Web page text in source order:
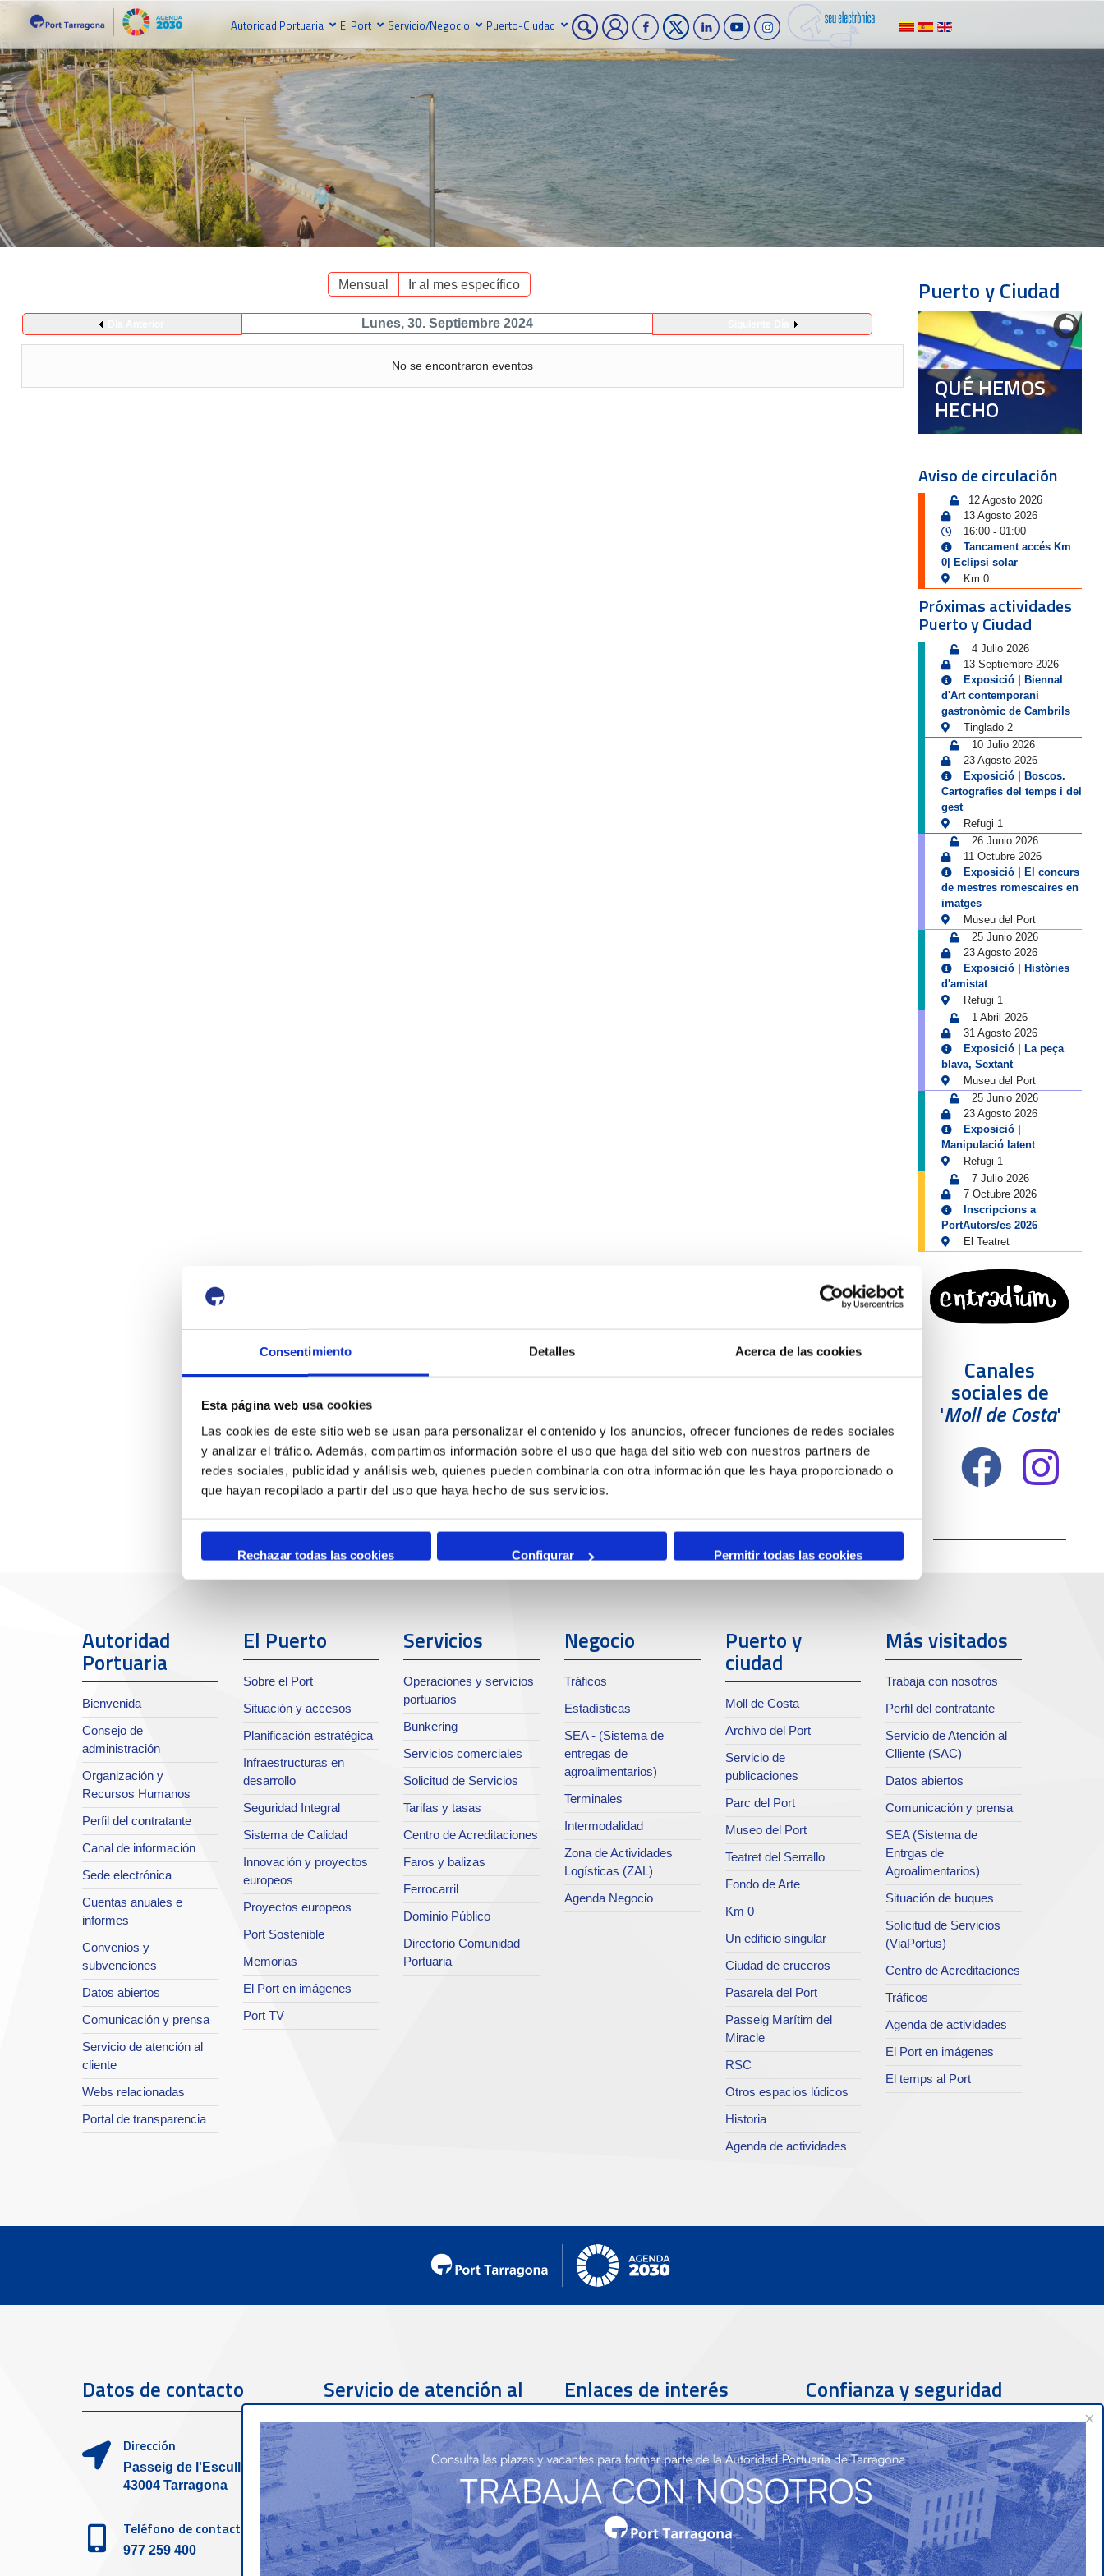
Consentimiento Detalles Acerca de las cookies
Esta página web usa cookies
Las cookies de este sitio web se usan para personalizar el contenido y los anuncios, ofrecer funciones de redes sociales
y analizar el tráfico. Además, compartimos información sobre el uso que haga del sitio web con nuestros partners de
redes sociales, publicidad y análisis web, quienes pueden combinarla con otra información que les haya proporcionado o
que hayan recopilado a partir del uso que haya hecho de sus servicios.
Rechazar todas las cookies Configurar Permitir todas las cookies
Autoridad Portuaria El Port Servicio/Negocio Puerto-Ciudad
Mensual Ir al mes específico
Lunes, 30. Septiembre 2024
No se encontraron eventos
Puerto y Ciudad
QUÉ HEMOS
HECHO
Aviso de circulación
12 Agosto 2026
13 Agosto 2026
16:00- 01:00
Tancament accés Km
0| Eclipsi solar
Km 0
Próximas actividades
Puerto y Ciudad
4 Julio 2026
13 Septiembre 2026
Exposició | Biennal
d'Art contemporani
gastronòmic de Cambrils
Tinglado 2
10 Julio 2026
23 Agosto 2026
Exposició | Boscos.
Cartografies del temps i del
gest
Refugi 1
26 Junio 2026
11 Octubre 2026
Exposició | El concurs
de mestres romescaires en
imatges
Museu del Port
25 Junio 2026
23 Agosto 2026
Exposició | Històries
d'amistat
Refugi 1
1 Abril 2026
31 Agosto 2026
Exposició | La peça
blava, Sextant
Museu del Port
25 Junio 2026
23 Agosto 2026
Exposició |
Manipulació latent
Refugi 1
7 Julio 2026
7 Octubre 2026
Inscripcions a
PortAutors/es 2026
El Teatret
Canales
sociales de
'Moll de Costa'
Autoridad
Portuaria
Bienvenida
Consejo de
administración
Organización y
Recursos Humanos
Perfil del contratante
Canal de información
Sede electrónica
Cuentas anuales e
informes
Convenios y
subvenciones
Datos abiertos
Comunicación y prensa
Servicio de atención al
cliente
Webs relacionadas
Portal de transparencia
El Puerto
Sobre el Port
Situación y accesos
Planificación estratégica
Infraestructuras en
desarrollo
Seguridad Integral
Sistema de Calidad
Innovación y proyectos
europeos
Proyectos europeos
Port Sostenible
Memorias
El Port en imágenes
Port TV
Servicios
Operaciones y servicios
portuarios
Bunkering
Servicios comerciales
Solicitud de Servicios
Tarifas y tasas
Centro de Acreditaciones
Faros y balizas
Ferrocarril
Dominio Público
Directorio Comunidad
Portuaria
Negocio
Tráficos
Estadísticas
SEA - (Sistema de
entregas de
agroalimentarios)
Terminales
Intermodalidad
Zona de Actividades
Logísticas (ZAL)
Agenda Negocio
Puerto y
ciudad
Moll de Costa
Archivo del Port
Servicio de
publicaciones
Parc del Port
Museo del Port
Teatret del Serrallo
Fondo de Arte
Km 0
Un edificio singular
Ciudad de cruceros
Pasarela del Port
Passeig Marítim del
Miracle
RSC
Otros espacios lúdicos
Historia
Agenda de actividades
Más visitados
Trabaja con nosotros
Perfil del contratante
Servicio de Atención al
Clliente (SAC)
Datos abiertos
Comunicación y prensa
SEA (Sistema de
Entrgas de
Agroalimentarios)
Situación de buques
Solicitud de Servicios
(ViaPortus)
Centro de Acreditaciones
Tráficos
Agenda de actividades
El Port en imágenes
El temps al Port
Datos de contacto
Dirección
Passeig de l'Escullera s/n,
43004 Tarragona
Teléfono de contacto
977 259 400
Servicio de atención al
cliente
Teléfono de contacto
977 259 462
Email de contacto
sac@porttarragona.cat
Enlaces de interés
Partners
Confianza y seguridad
×